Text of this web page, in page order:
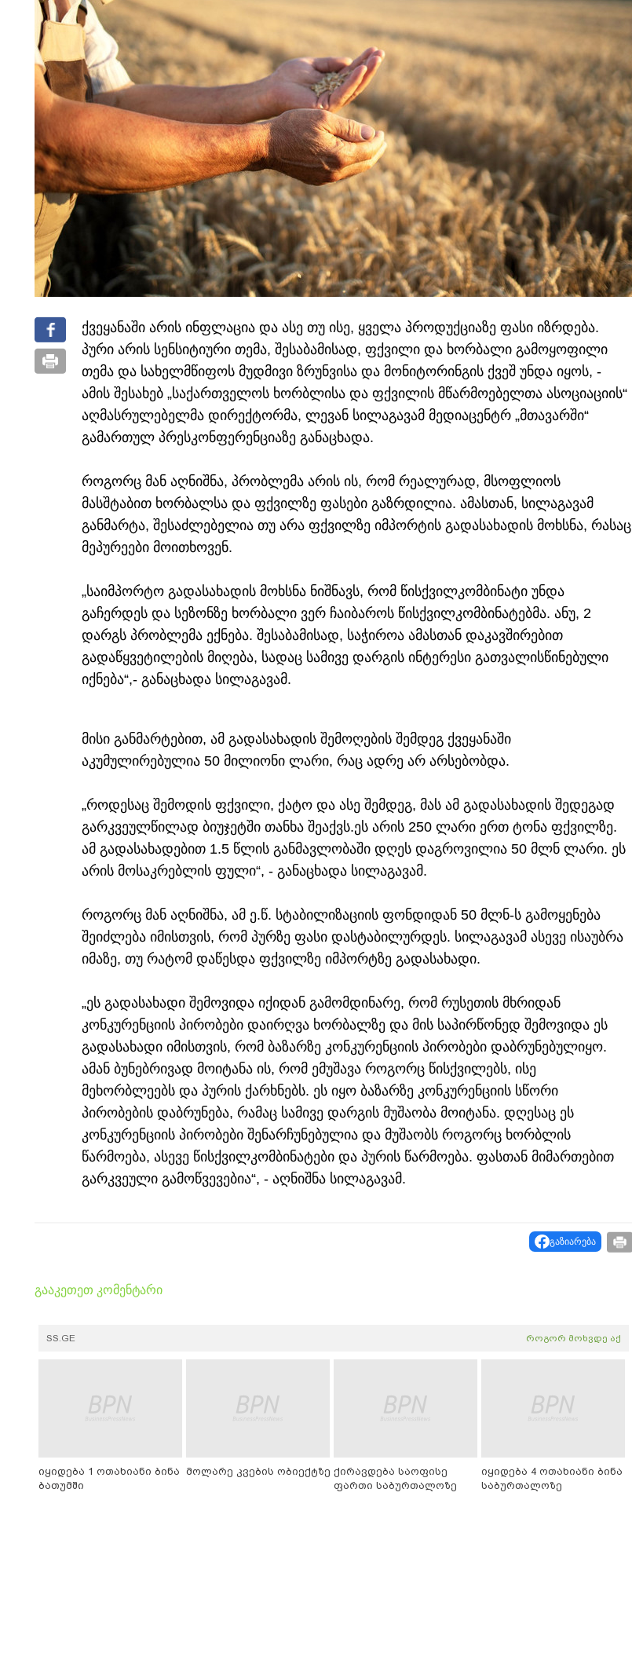
ქვეყანაში არის ინფლაცია და ასე თუ ისე, ყველა პროდუქციაზე ფასი იზრდება.
პური არის სენსიტიური თემა, შესაბამისად, ფქვილი და ხორბალი გამოყოფილი
თემა და სახელმწიფოს მუდმივი ზრუნვისა და მონიტორინგის ქვეშ უნდა იყოს, -
ამის შესახებ „საქართველოს ხორბლისა და ფქვილის მწარმოებელთა ასოციაციის“
აღმასრულებელმა დირექტორმა, ლევან სილაგავამ მედიაცენტრ „მთავარში“
გამართულ პრესკონფერენციაზე განაცხადა.
როგორც მან აღნიშნა, პრობლემა არის ის, რომ რეალურად, მსოფლიოს
მასშტაბით ხორბალსა და ფქვილზე ფასები გაზრდილია. ამასთან, სილაგავამ
განმარტა, შესაძლებელია თუ არა ფქვილზე იმპორტის გადასახადის მოხსნა, რასაც
მეპურეები მოითხოვენ.
„საიმპორტო გადასახადის მოხსნა ნიშნავს, რომ წისქვილკომბინატი უნდა
გაჩერდეს და სეზონზე ხორბალი ვერ ჩაიბაროს წისქვილკომბინატებმა. ანუ, 2
დარგს პრობლემა ექნება. შესაბამისად, საჭიროა ამასთან დაკავშირებით
გადაწყვეტილების მიღება, სადაც სამივე დარგის ინტერესი გათვალისწინებული
იქნება“,- განაცხადა სილაგავამ.
მისი განმარტებით, ამ გადასახადის შემოღების შემდეგ ქვეყანაში
აკუმულირებულია 50 მილიონი ლარი, რაც ადრე არ არსებობდა.
„როდესაც შემოდის ფქვილი, ქატო და ასე შემდეგ, მას ამ გადასახადის შედეგად
გარკვეულწილად ბიუჯეტში თანხა შეაქვს.ეს არის 250 ლარი ერთ ტონა ფქვილზე.
ამ გადასახადებით 1.5 წლის განმავლობაში დღეს დაგროვილია 50 მლნ ლარი. ეს
არის მოსაკრებლის ფული“, - განაცხადა სილაგავამ.
როგორც მან აღნიშნა, ამ ე.წ. სტაბილიზაციის ფონდიდან 50 მლნ-ს გამოყენება
შეიძლება იმისთვის, რომ პურზე ფასი დასტაბილურდეს. სილაგავამ ასევე ისაუბრა
იმაზე, თუ რატომ დაწესდა ფქვილზე იმპორტზე გადასახადი.
„ეს გადასახადი შემოვიდა იქიდან გამომდინარე, რომ რუსეთის მხრიდან
კონკურენციის პირობები დაირღვა ხორბალზე და მის საპირწონედ შემოვიდა ეს
გადასახადი იმისთვის, რომ ბაზარზე კონკურენციის პირობები დაბრუნებულიყო.
ამან ბუნებრივად მოიტანა ის, რომ ემუშავა როგორც წისქვილებს, ისე
მეხორბლეებს და პურის ქარხნებს. ეს იყო ბაზარზე კონკურენციის სწორი
პირობების დაბრუნება, რამაც სამივე დარგის მუშაობა მოიტანა. დღესაც ეს
კონკურენციის პირობები შენარჩუნებულია და მუშაობს როგორც ხორბლის
წარმოება, ასევე წისქვილკომბინატები და პურის წარმოება. ფასთან მიმართებით
გარკვეული გამოწვევებია“, - აღნიშნა სილაგავამ.
გაზიარება
გააკეთეთ კომენტარი
SS.GE როგორ მოხვდე აქ
იყიდება 1 ოთახიანი ბინა
ბათუმში
მოლარე კვების ობიექტზე ქირავდება საოფისე
ფართი საბურთალოზე
იყიდება 4 ოთახიანი ბინა
საბურთალოზე